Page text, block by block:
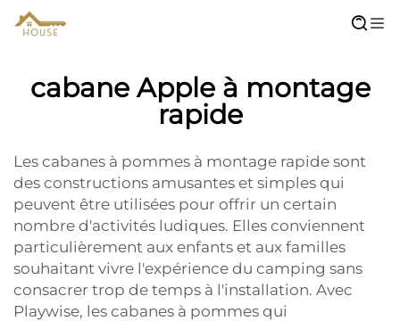
cabane Apple à montage
rapide
Les cabanes à pommes à montage rapide sont
des constructions amusantes et simples qui
peuvent être utilisées pour offrir un certain
nombre d'activités ludiques. Elles conviennent
particulièrement aux enfants et aux familles
souhaitant vivre l'expérience du camping sans
consacrer trop de temps à l'installation. Avec
Playwise, les cabanes à pommes qui